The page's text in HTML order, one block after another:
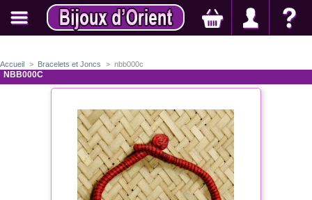
Accueil > Bracelets et Joncs > nbb000c
NBB000C